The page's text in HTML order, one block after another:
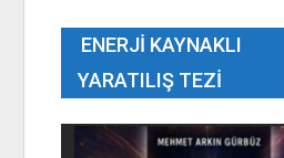
ENERJI KAYNAKLI
YARATILIŞ TEZI